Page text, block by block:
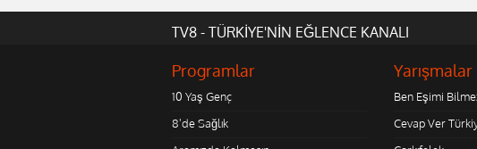
TV8 - TÜRKİYE'NİN EĞLENCE KANALI
Programlar
10 Yaş Genç
8'de Sağlık
Yarışmalar
Ben Eşimi
Cevap Ver